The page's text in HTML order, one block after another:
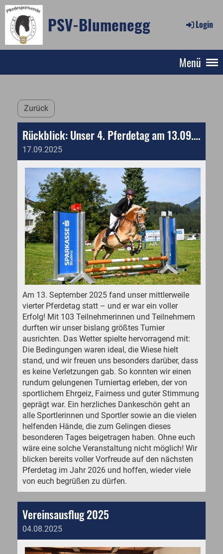
PSV-Blumenegg Login
Menü
Zurück
Rückblick: Unser 4. Pferdetag am 13.09.2025
17.09.2025
Am 13. September 2025 fand unser mittlerweile
vierter Pferdetag statt – und er war ein voller
Erfolg! Mit 103 Teilnehmerinnen und Teilnehmern
durften wir unser bislang größtes Turnier
ausrichten. Das Wetter spielte hervorragend mit:
Die Bedingungen waren ideal, die Wiese hielt
stand, und wir freuen uns besonders darüber, dass
es keine Verletzungen gab. So konnten wir einen
rundum gelungenen Turniertag erleben, der von
sportlichem Ehrgeiz, Fairness und guter Stimmung
geprägt war. Ein herzliches Dankeschön geht an
alle Sportlerinnen und Sportler sowie an die vielen
helfenden Hände, die zum Gelingen dieses
besonderen Tages beigetragen haben. Ohne euch
wäre eine solche Veranstaltung nicht möglich! Wir
blicken bereits voller Vorfreude auf den nächsten
Pferdetag im Jahr 2026 und hoffen, wieder viele
von euch begrüßen zu dürfen.
Vereinsausflug 2025
04.08.2025